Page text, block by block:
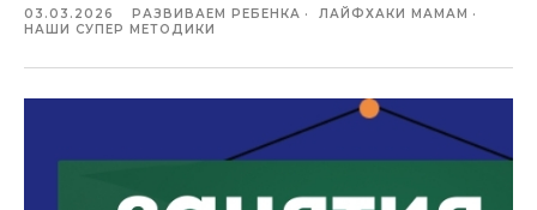
03.03.2026 РАЗВИВАЕМ РЕБЕНКА
ЛАЙФХАКИ МАМАМ
НАШИ СУПЕР МЕТОДИКИ